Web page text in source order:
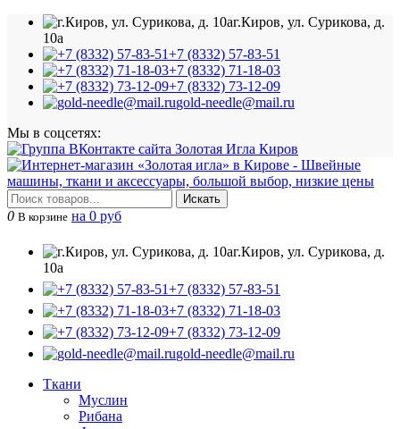
г.Киров, ул. Сурикова, д.
10а
+7 (8332) 57-83-51
+7 (8332) 71-18-03
+7 (8332) 73-12-09
gold-needle@mail.ru
Мы в соцсетях:
Искать
0 В корзине на 0 руб
г.Киров, ул. Сурикова, д.
10а
+7 (8332) 57-83-51
+7 (8332) 71-18-03
+7 (8332) 73-12-09
gold-needle@mail.ru
Ткани
Муслин
Рибана